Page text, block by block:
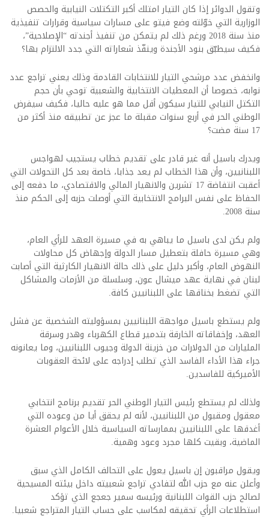
وتقول الدوائر إذا كان التيار امتلك أكبر التكتلات النيابية والحصص
الوزارية التي خوّلته وضع فيتو على مسارات سياسية وقرارات تنفيذية
منذ سنة 2018 ورغم ذلك لم يتمكن من تنفيذ أجندته “الإصلاحية”،
فكيف سيطبّق بنود الأجندة وينفّذ شعاراته التي جدد الالتزام بها؟
وانخفض عدد مرشحي التيار للانتخابات القادمة وذلك يعني تراجع عدد
نوابه، خصوصا أن المعطيات الانتخابية والشعبية توحي بأن حجم
التكتل النيابي للتيار سيكون أقل مما هو عليه حاليا، فكيف سيفرض
الوطني الحر في أربع سنوات مقبلة ما عجز عن تطبيقه منذ أكثر من
17 سنة مضت؟
ويدرك باسيل أنه غير قادر على تقديم خطاب يستجيب لهواجس
اللبنانيين، وأن هذا الخطاب لم يعد جذابا، خاصة بعد كل التحولات التي
أعقبت انتفاضة 17 تشرين والانهيار المالي والاقتصادي، ما دفعه إلى
الحفاظ على نفس البرامج الانتخابية التي أوصلت حزبه إلى الحكم منذ
سنة 2008.
ولم يكن لدى باسيل ما يباهي به في مسيرة العهد للرأي العام،
وهي مسيرة حافلة بتعطيل مسار الدولة وإجهاض كل محاولات
النهوض العام، وأكبر دليل على ذلك حالة الانهيار الكارثية التي أصابت
لبنان في نهاية عهد ميشال عون، وسلسلة من الأزمات والمشاكل
التي تضغط بخناقها على اللبنانيين كافة.
ولم يستطع باسيل مواجهة اللبنانيين بمسؤوليته الشخصية عن فشل
العهد، وإخفاقاته الخارقة بتدمير قطاع الكهرباء وهدر وسرقة
المليارات من الدولارات من خزينة الدولة وجيوب اللبنانيين، وما يعانونه
جراء هذا الأداء الفاسد الذي تطلب إدراجه على لائحة العقوبات
الأميركية للفاسدين.
ولذلك لم يستطع رئيس التيار الوطني الحر تقديم برنامج انتخابي
معقول ومقبول من اللبنانيين، لأنه لم يحقق أيا من وعوده التي
أغدقها على اللبنانيين بممارساته السياسية خلال الأعوام العشرة
الماضية، وبقيت كلها مجرد وعود وهمية.
ويقول مراقبون إن باسيل يعول على التحالف الكامل الذي سبق
وأعلن عنه مع حزب الله لتفادي تراجع شعبيته داخل بيئته المسيحية
لصالح حزب القوات اللبنانية ورئيسه سمير جعجع الذي تؤكد
استطلاعات الرأي تحقيقه لمكاسب على حساب التيار المتراجع شعبيا.